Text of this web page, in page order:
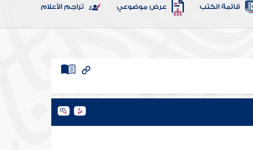
قائمة الكتب عرض موضوعي تراجم الأعلام